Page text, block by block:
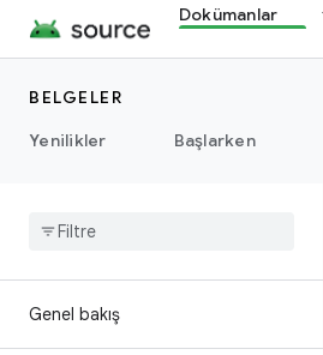
Dokümanlar
BELGELER
Yenilikler
Başlarken
Genel bakış